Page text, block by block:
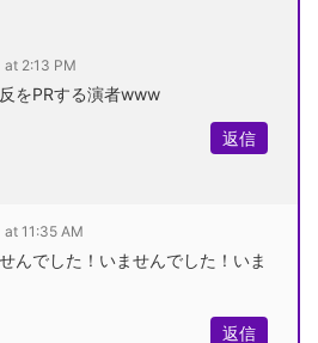
at 2:13 PM
をPRする演者www
返信
11:35 AM
んでした！いませんでした！いま
返信